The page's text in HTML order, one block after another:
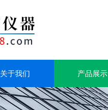
关于我们 产品展示